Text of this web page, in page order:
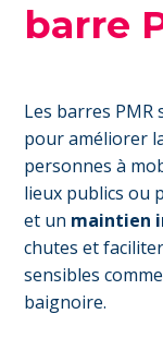
barre
Les barres PMR
pour améliorer
personnes à
lieux publics ou
et un maintien
chutes et
sensibles
baignoire.